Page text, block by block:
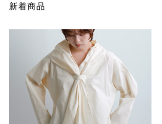
新着商品